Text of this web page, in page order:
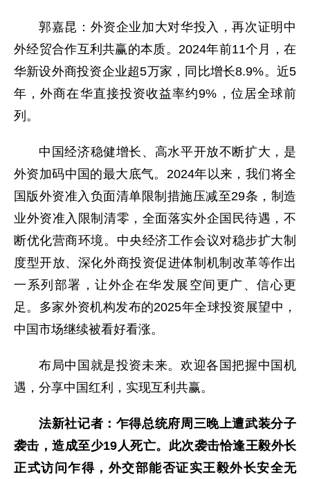
郭嘉昆：外资企业加大对华投入，再次证明中
外经贸合作互利共赢的本质。2024年前11个月，在
华新设外商投资企业超5万家，同比增长8.9%。近5
年，外商在华直接投资收益率约9%，位居全球前
列。
中国经济稳健增长、高水平开放不断扩大，是
外资加码中国的最大底气。2024年以来，我们将全
国版外资准入负面清单限制措施压减至29条，制造
业外资准入限制清零，全面落实外企国民待遇，不
断优化营商环境。中央经济工作会议对稳步扩大制
度型开放、深化外商投资促进体制机制改革等作出
一系列部署，让外企在华发展空间更广、信心更
足。多家外资机构发布的2025年全球投资展望中，
中国市场继续被看好看涨。
布局中国就是投资未来。欢迎各国把握中国机
遇，分享中国红利，实现互利共赢。
法新社记者：乍得总统府周三晚上遭武装分子
袭击，造成至少19人死亡。此次袭击恰逢王毅外长
正式访问乍得，外交部能否证实王毅外长安全无